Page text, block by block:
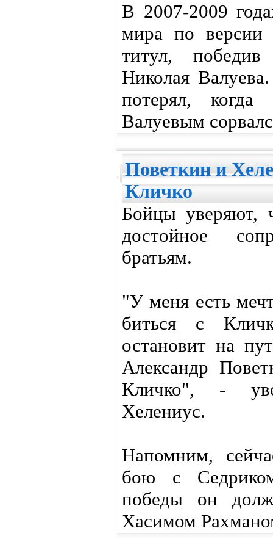
В 2007-2009
мира по версии
титул,
Николая
потерял,
Валуевым
Поветкин и
Кличко
Бойцы уверяют,
достойное
братьям.
"У меня есть
биться с
остановит на
Александр
Кличко", -
Хелениус.
Напомним,
бою с
победы он
Хасимом